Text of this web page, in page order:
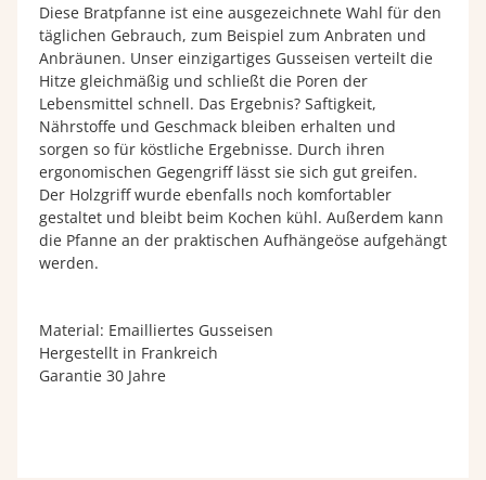
Diese Bratpfanne ist eine ausgezeichnete Wahl für den
täglichen Gebrauch, zum Beispiel zum Anbraten und
Anbräunen. Unser einzigartiges Gusseisen verteilt die
Hitze gleichmäßig und schließt die Poren der
Lebensmittel schnell. Das Ergebnis? Saftigkeit,
Nährstoffe und Geschmack bleiben erhalten und
sorgen so für köstliche Ergebnisse. Durch ihren
ergonomischen Gegengriff lässt sie sich gut greifen.
Der Holzgriff wurde ebenfalls noch komfortabler
gestaltet und bleibt beim Kochen kühl. Außerdem kann
die Pfanne an der praktischen Aufhängeöse aufgehängt
werden.
Material: Emailliertes Gusseisen
Hergestellt in Frankreich
Garantie 30 Jahre